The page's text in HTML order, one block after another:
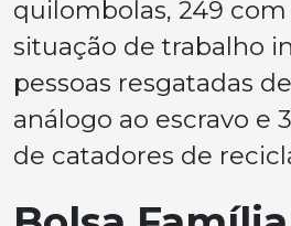
quilombolas, 249
situação de trabalho
pessoas resgatadas
análogo ao escravo e
de catadores de